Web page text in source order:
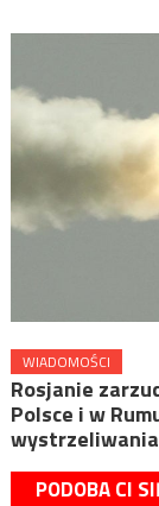
WIADOMOŚCI
Rosjanie
Polsce i w
PODOBA CI